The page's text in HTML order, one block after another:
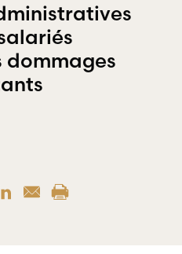
Droit
tous les services
dommages